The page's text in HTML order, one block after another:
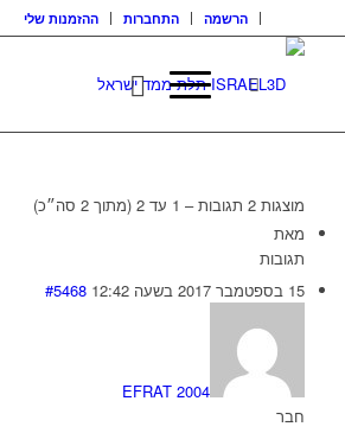
הרשמה התחברות ההזמנות שלי
מוצגות 2 תגובות – 1 עד 2 (מתוך 2 סה״כ)
מאת
תגובות
15 בספטמבר 2017 בשעה 12:42
#5468
EFRAT 2004
חבר